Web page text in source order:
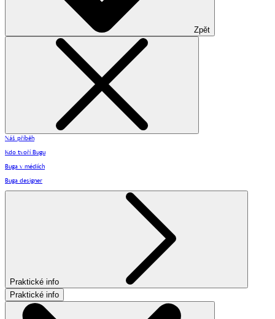
Zpět
Náš příběh
Kdo tvoří Bugu
Buga v médiích
Buga designer
Praktické info
Praktické info